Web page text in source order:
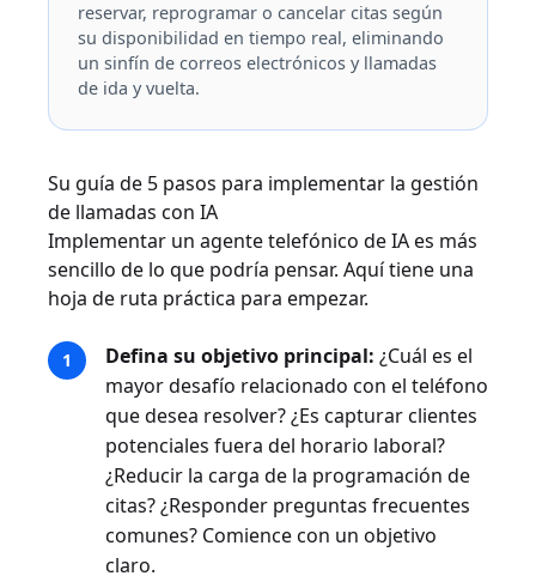
reservar, reprogramar o cancelar citas según
su disponibilidad en tiempo real, eliminando
un sinfín de correos electrónicos y llamadas
de ida y vuelta.
Su guía de 5 pasos para implementar la gestión
de llamadas con IA
Implementar un agente telefónico de IA es más
sencillo de lo que podría pensar. Aquí tiene una
hoja de ruta práctica para empezar.
Defina su objetivo principal: ¿Cuál es el
mayor desafío relacionado con el teléfono
que desea resolver? ¿Es capturar clientes
potenciales fuera del horario laboral?
¿Reducir la carga de la programación de
citas? ¿Responder preguntas frecuentes
comunes? Comience con un objetivo
claro.